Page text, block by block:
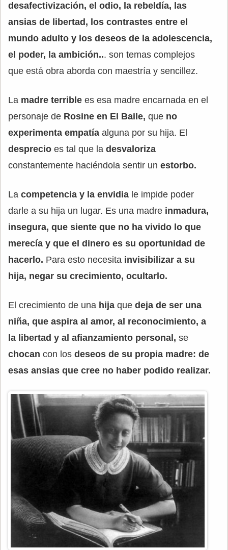
desafectivización, el odio, la rebeldía, las
ansias de libertad, los contrastes entre el
mundo adulto y los deseos de la adolescencia,
el poder, la ambición... son temas complejos
que está obra aborda con maestría y sencillez.
La madre terrible es esa madre encarnada en el
personaje de Rosine en El Baile, que no
experimenta empatía alguna por su hija. El
desprecio es tal que la desvaloriza
constantemente haciéndola sentir un estorbo.
La competencia y la envidia le impide poder
darle a su hija un lugar. Es una madre inmadura,
insegura, que siente que no ha vivido lo que
merecía y que el dinero es su oportunidad de
hacerlo. Para esto necesita invisibilizar a su
hija, negar su crecimiento, ocultarlo.
El crecimiento de una hija que deja de ser una
niña, que aspira al amor, al reconocimiento, a
la libertad y al afianzamiento personal, se
chocan con los deseos de su propia madre: de
esas ansias que cree no haber podido realizar.